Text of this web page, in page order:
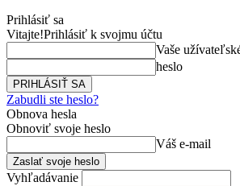
Prihlásiť sa
Vitajte!Prihlásiť k svojmu účtu
Vaše
heslo
Zabudli ste heslo?
Obnova hesla
Obnoviť svoje heslo
Váš e-mail
Vyhľadávanie